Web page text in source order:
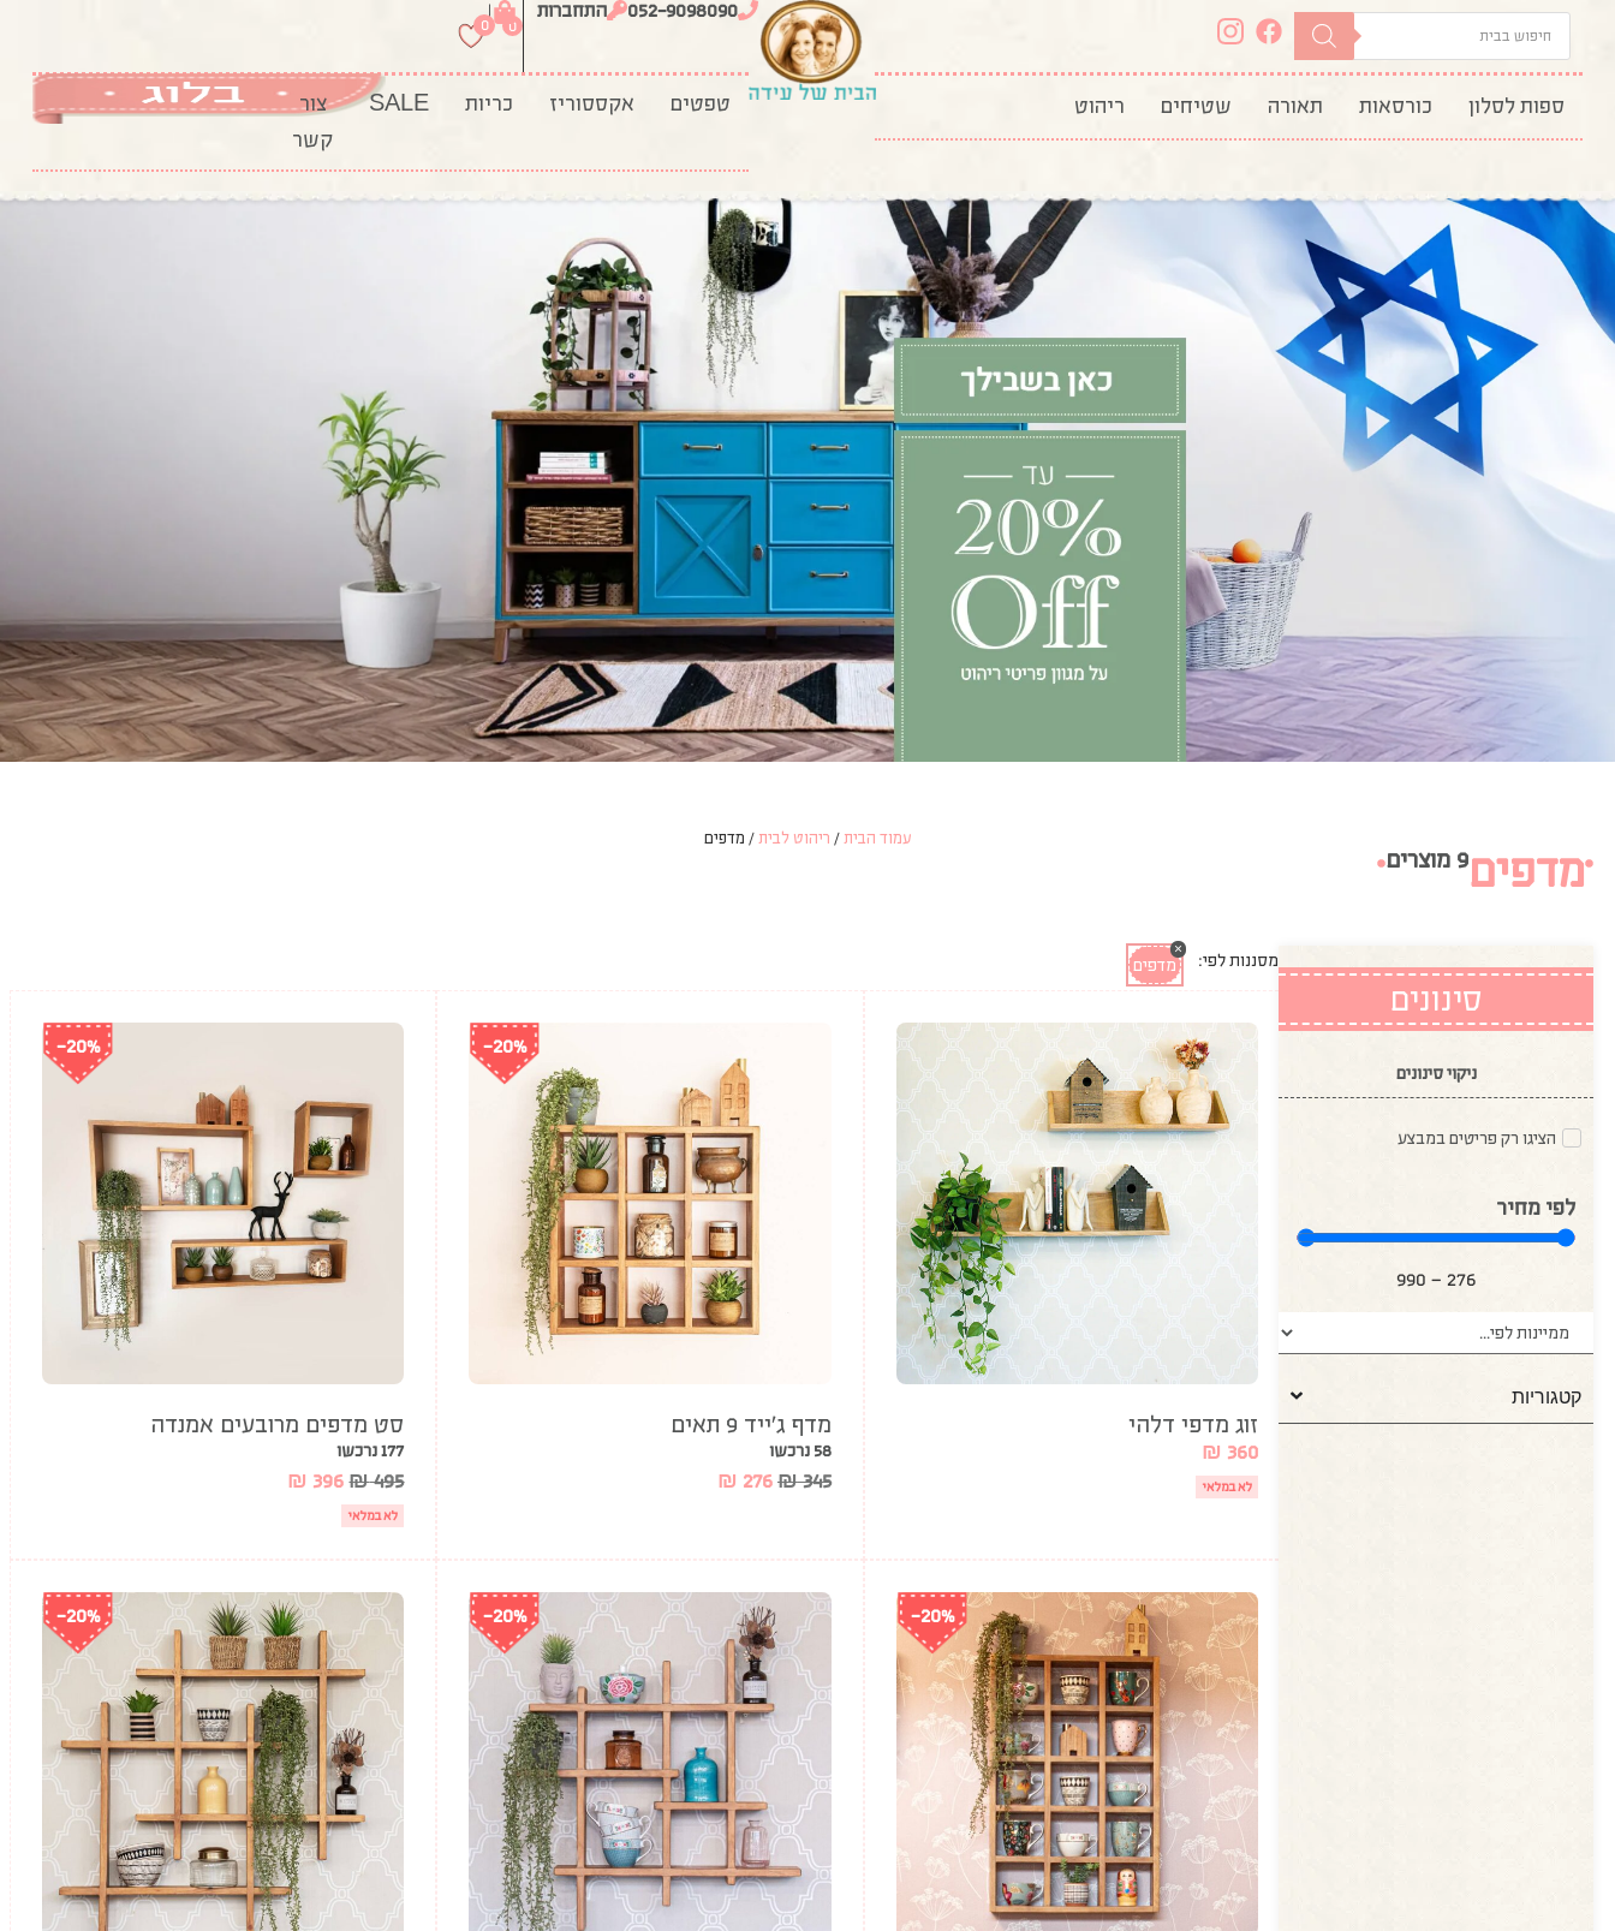
ספות לסלון כורסאות תאורה שטיחים ריהוט
052-9098090 התחברות
0
|
0
טפטים אקססוריז כריות SALE
צור
קשר
עמוד הבית / ריהוט לבית / מדפים
מדפים9 מוצרים
מסננות לפי: מדפים
×
זוג מדפי דלהי
₪ 360
לא במלאי
-20%
מדף ג’ייד 9 תאים
58 נרכשו
₪345
₪ 276
-20%
סט מדפים מרובעים אמנדה
177 נרכשו
₪495
₪ 396
לא במלאי
-20%
-20%
-20%
סינונים
ניקוי סינונים
הציגו רק פריטים במבצע
לפי מחיר
276
—
990
קטגוריות